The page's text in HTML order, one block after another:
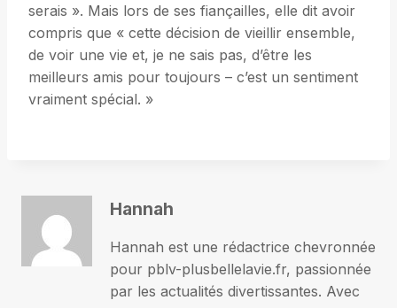
serais ». Mais lors de ses fiançailles, elle dit avoir
compris que « cette décision de vieillir ensemble,
de voir une vie et, je ne sais pas, d’être les
meilleurs amis pour toujours – c’est un sentiment
vraiment spécial. »
Hannah
Hannah est une rédactrice chevronnée
pour pblv-plusbellelavie.fr, passionnée
par les actualités divertissantes. Avec